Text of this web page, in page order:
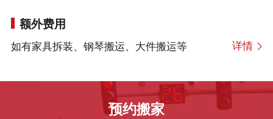
额外费用
如有家具拆装、钢琴搬运、大件搬运等 详情
预约搬家